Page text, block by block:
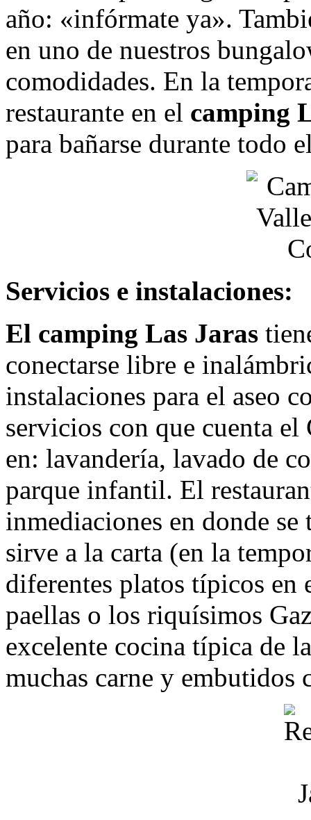
año: «infórmate ya».
en uno de nuestros
comodidades. En la
restaurante en el camping
para bañarse durante todo
Servicios e instalaciones:
El camping Las Jaras
conectarse libre e
instalaciones para el aseo
servicios con que cuenta el
en: lavandería, lavado de
parque infantil. El
inmediaciones en donde
sirve a la carta (en la
diferentes platos típicos en
paellas o los riquísimos
excelente cocina típica de
muchas carne y embutidos